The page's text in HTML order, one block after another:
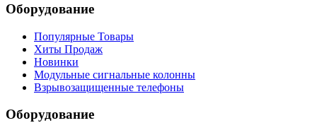
Оборудование
Популярные Товары
Хиты Продаж
Новинки
Модульные сигнальные колонны
Взрывозащищенные телефоны
Оборудование